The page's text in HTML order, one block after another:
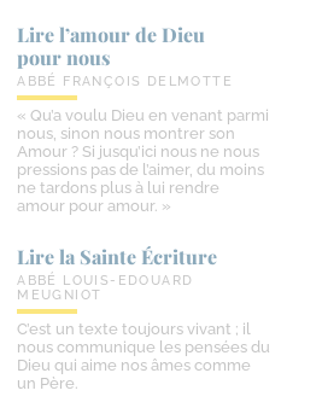
Lire l’amour de Dieu
pour nous
ABBÉ FRANÇOIS DELMOTTE
« Qu’a voulu Dieu en venant parmi
nous, sinon nous montrer son
Amour ? Si jusqu’ici nous ne nous
pressions pas de l’aimer, du moins
ne tardons plus à lui rendre
amour pour amour. »
Lire la Sainte Écriture
ABBÉ LOUIS-EDOUARD
MEUGNIOT
C’est un texte toujours vivant ; il
nous communique les pensées du
Dieu qui aime nos âmes comme
un Père.